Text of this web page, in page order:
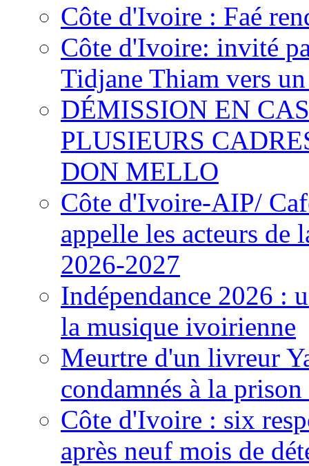
Côte d'Ivoire : Faé
Côte d'Ivoire: invité
Tidjane Thiam vers
DÉMISSION EN
PLUSIEURS
DON MELLO
Côte d'Ivoire-AIP/
appelle les acteurs de
2026-2027
Indépendance 2026 :
la musique ivoirienne
Meurtre d'un livreur
condamnés à la
Côte d'Ivoire : six
après neuf mois de